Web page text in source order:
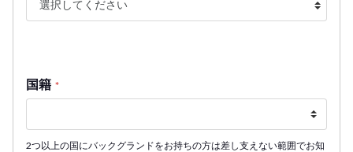
国籍 *
2つ以上の国にバックグランドをお持ちの方は差し支えない範囲でお知